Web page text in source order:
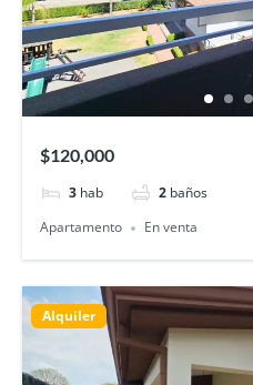
$120,000
3 hab 2 baños
Apartamento En venta
Alquiler